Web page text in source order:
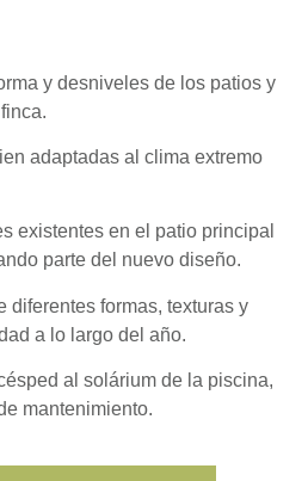
y desniveles de los patios y
adaptadas al clima extremo
existentes en el patio principal
parte del nuevo diseño.
diferentes formas, texturas y
a lo largo del año.
al solárium de la piscina,
mantenimiento.